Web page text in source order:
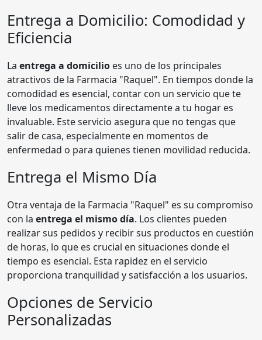
Entrega a Domicilio: Comodidad y
Eficiencia
La entrega a domicilio es uno de los principales
atractivos de la Farmacia "Raquel". En tiempos donde la
comodidad es esencial, contar con un servicio que te
lleve los medicamentos directamente a tu hogar es
invaluable. Este servicio asegura que no tengas que
salir de casa, especialmente en momentos de
enfermedad o para quienes tienen movilidad reducida.
Entrega el Mismo Día
Otra ventaja de la Farmacia "Raquel" es su compromiso
con la entrega el mismo día. Los clientes pueden
realizar sus pedidos y recibir sus productos en cuestión
de horas, lo que es crucial en situaciones donde el
tiempo es esencial. Esta rapidez en el servicio
proporciona tranquilidad y satisfacción a los usuarios.
Opciones de Servicio
Personalizadas